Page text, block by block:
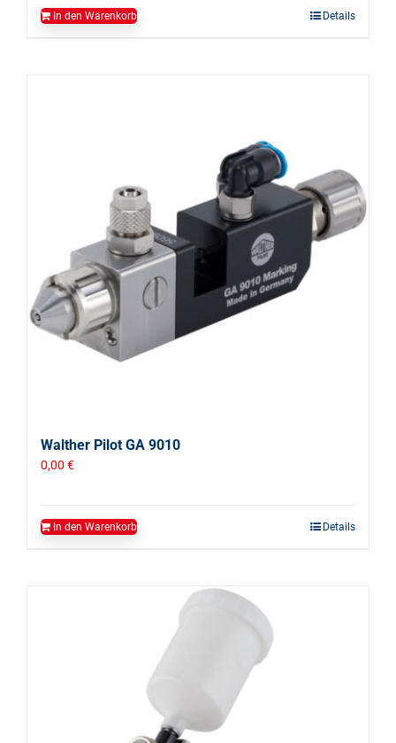
In den Warenkorb Details
Walther Pilot GA 9010
0,00 €
In den Warenkorb Details